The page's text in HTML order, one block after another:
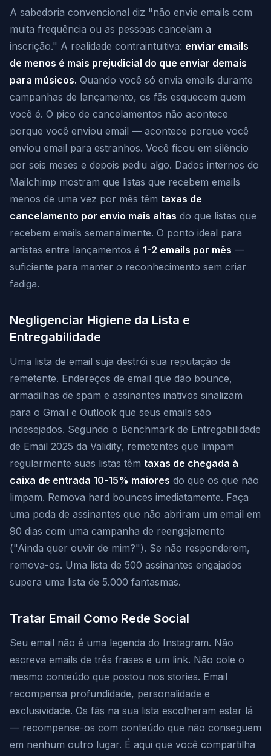
A sabedoria convencional diz "não envie emails com
muita frequência ou as pessoas cancelam a
inscrição." A realidade contraintuitiva: enviar emails
de menos é mais prejudicial do que enviar demais
para músicos. Quando você só envia emails durante
campanhas de lançamento, os fãs esquecem quem
você é. O pico de cancelamentos não acontece
porque você enviou email — acontece porque você
enviou email para estranhos. Você ficou em silêncio
por seis meses e depois pediu algo. Dados internos do
Mailchimp mostram que listas que recebem emails
menos de uma vez por mês têm taxas de
cancelamento por envio mais altas do que listas que
recebem emails semanalmente. O ponto ideal para
artistas entre lançamentos é 1-2 emails por mês —
suficiente para manter o reconhecimento sem criar
fadiga.
Negligenciar Higiene da Lista e
Entregabilidade
Uma lista de email suja destrói sua reputação de
remetente. Endereços de email que dão bounce,
armadilhas de spam e assinantes inativos sinalizam
para o Gmail e Outlook que seus emails são
indesejados. Segundo o Benchmark de Entregabilidade
de Email 2025 da Validity, remetentes que limpam
regularmente suas listas têm taxas de chegada à
caixa de entrada 10-15% maiores do que os que não
limpam. Remova hard bounces imediatamente. Faça
uma poda de assinantes que não abriram um email em
90 dias com uma campanha de reengajamento
("Ainda quer ouvir de mim?"). Se não responderem,
remova-os. Uma lista de 500 assinantes engajados
supera uma lista de 5.000 fantasmas.
Tratar Email Como Rede Social
Seu email não é uma legenda do Instagram. Não
escreva emails de três frases e um link. Não cole o
mesmo conteúdo que postou nos stories. Email
recompensa profundidade, personalidade e
exclusividade. Os fãs na sua lista escolheram estar lá
— recompense-os com conteúdo que não conseguem
em nenhum outro lugar. É aqui que você compartilha